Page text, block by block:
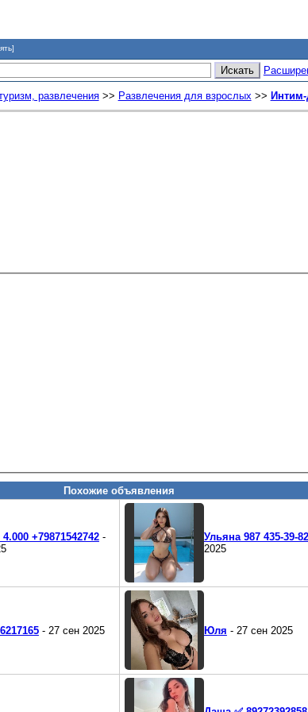
развлечения>> Развлечения для взрослых>>
Похожие объявления
+79871542742-
Ульяна 987 435-39-82
2025
- 27 сен 2025 Юля - 27 сен 2025